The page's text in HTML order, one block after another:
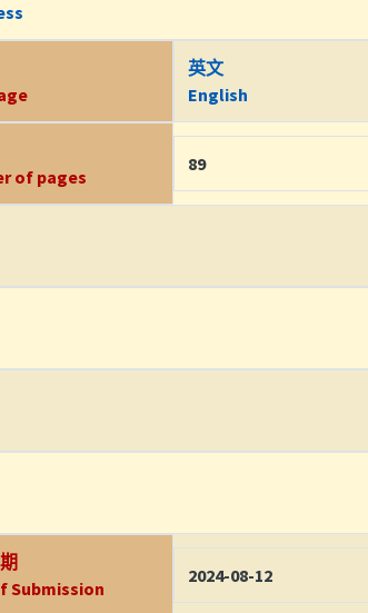
英文
English
of pages
89
Submission
2024-08-12